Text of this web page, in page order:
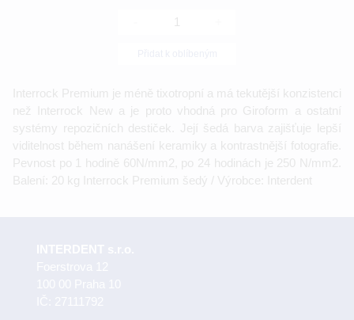
Interrock Premium je méně tixotropní a má tekutější konzistenci
než Interrock New a je proto vhodná pro Giroform a ostatní
systémy repozičních destiček. Její šedá barva zajišťuje lepší
viditelnost během nanášení keramiky a kontrastnější fotografie.
Pevnost po 1 hodině 60N/mm2, po 24 hodinách je 250 N/mm2.
Balení: 20 kg Interrock Premium šedý / Výrobce: Interdent